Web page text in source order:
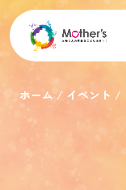
ホーム イベント